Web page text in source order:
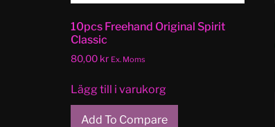
10pcs Freehand Original Spirit
Classic
80,00 kr Ex. Moms
Lägg till i varukorg
Add To Compare